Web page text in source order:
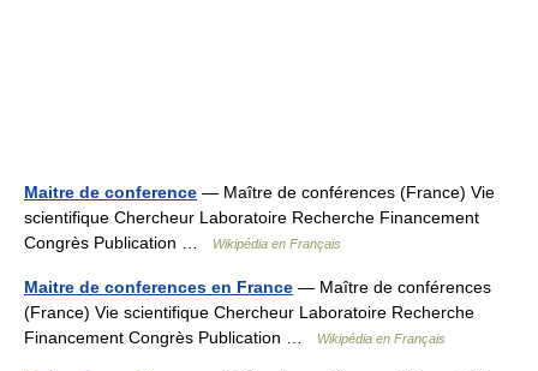
Maitre de conference — Maître de conférences (France) Vie
scientifique Chercheur Laboratoire Recherche Financement
Congrès Publication …
Wikipédia en Français
Maitre de conferences en France — Maître de conférences
(France) Vie scientifique Chercheur Laboratoire Recherche
Financement Congrès Publication …
Wikipédia en Français